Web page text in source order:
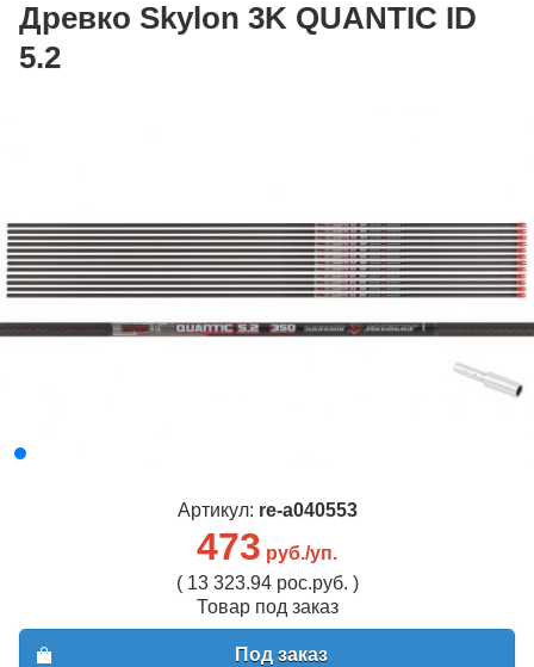
Древко Skylon 3K QUANTIC ID
5.2
Артикул: re-a040553
473 руб./уп.
( 13 323.94 рос.руб. )
Товар под заказ
Под заказ